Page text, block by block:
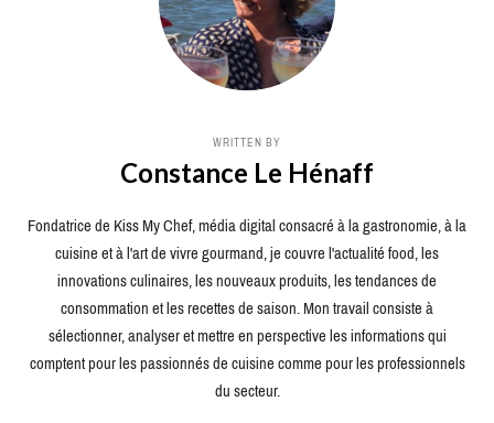
WRITTEN BY
Constance Le Hénaff
Fondatrice de Kiss My Chef, média digital consacré à la gastronomie, à la
cuisine et à l'art de vivre gourmand, je couvre l'actualité food, les
innovations culinaires, les nouveaux produits, les tendances de
consommation et les recettes de saison. Mon travail consiste à
sélectionner, analyser et mettre en perspective les informations qui
comptent pour les passionnés de cuisine comme pour les professionnels
du secteur.